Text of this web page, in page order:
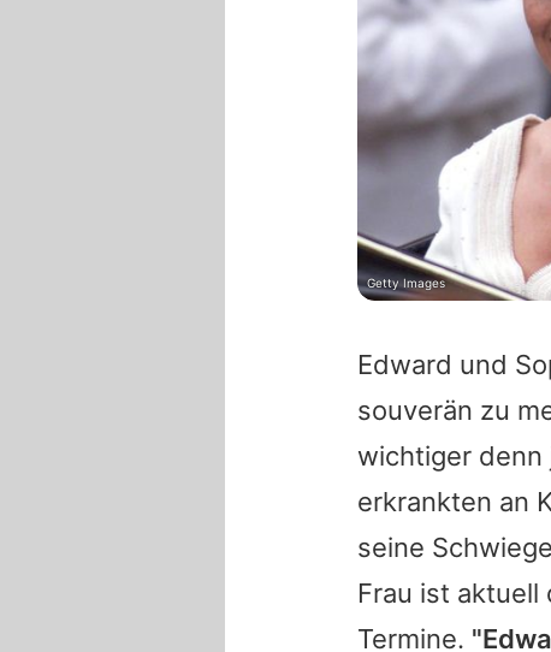
Edward und
souverän zu
wichtiger denn
erkrankten an
seine
Frau ist aktuell
Termine.
Getty Images